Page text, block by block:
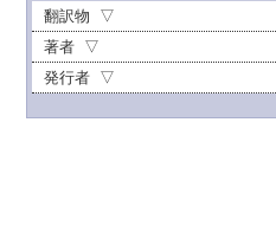
翻訳物
著者
発行者